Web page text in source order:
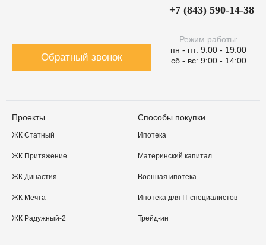
+7 (843) 590-14-38
Обратный звонок
Режим работы:
пн - пт: 9:00 - 19:00
сб - вс: 9:00 - 14:00
Проекты
ЖК Статный
ЖК Притяжение
ЖК Династия
ЖК Мечта
ЖК Радужный-2
Способы покупки
Ипотека
Материнский капитал
Военная ипотека
Ипотека для IT-специалистов
Трейд-ин